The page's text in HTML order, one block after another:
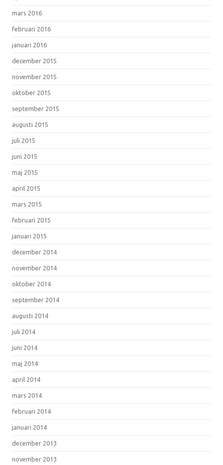
mars 2016
februari 2016
januari 2016
december 2015
november 2015
oktober 2015
september 2015
augusti 2015
juli 2015
juni 2015
maj 2015
april 2015
mars 2015
februari 2015
januari 2015
december 2014
november 2014
oktober 2014
september 2014
augusti 2014
juli 2014
juni 2014
maj 2014
april 2014
mars 2014
februari 2014
januari 2014
december 2013
november 2013